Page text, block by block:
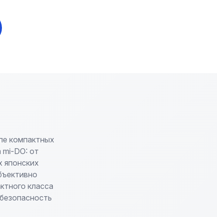
компактных
DO: от
японских
класса